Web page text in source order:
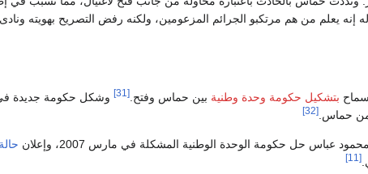
يعلم من هم مرتكبو الجرائم المزعومين، ولكنه رفض التصريح بهويته
بتشكيل حكومة وحدة وطنية بين حماس وفتح. [31]
حماس. [32]
محمود عباس حل حكومة الوحدة الوطنية المشكلة في مارس 2007، وإعلان
[11]